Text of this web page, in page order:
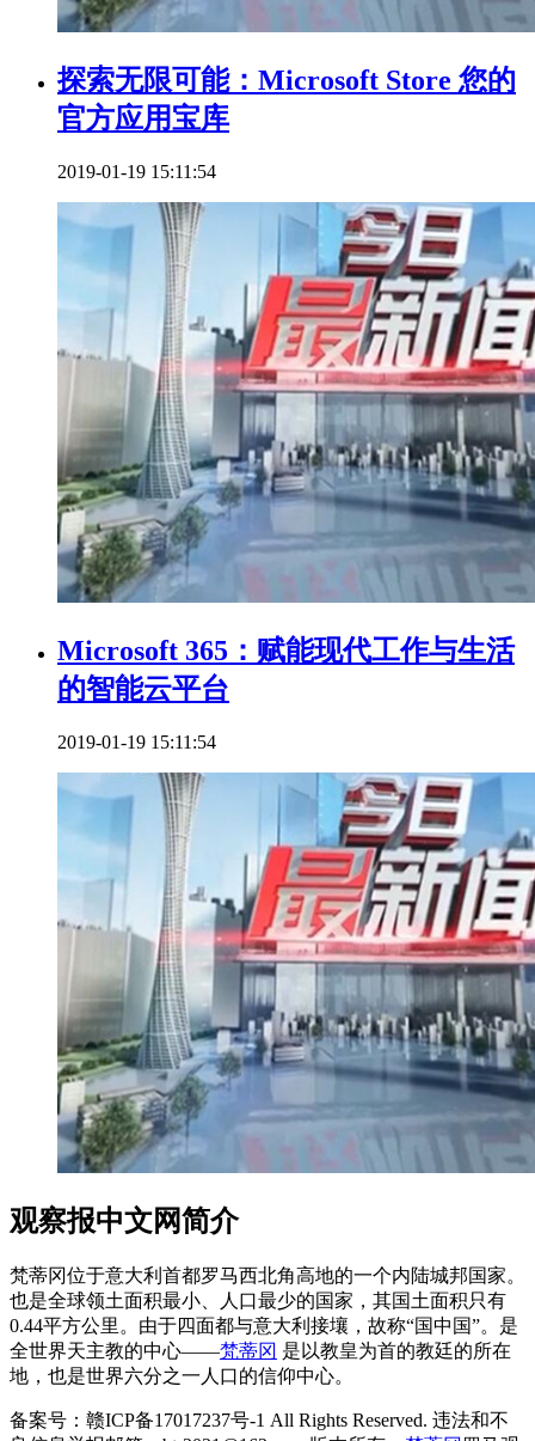
探索无限可能：Microsoft Store 您的
官方应用宝库
2019-01-19 15:11:54
Microsoft 365：赋能现代工作与生活
的智能云平台
2019-01-19 15:11:54
观察报中文网简介
梵蒂冈位于意大利首都罗马西北角高地的一个内陆城邦国家。
也是全球领土面积最小、人口最少的国家，其国土面积只有
0.44平方公里。由于四面都与意大利接壤，故称“国中国”。是
全世界天主教的中心——梵蒂冈 是以教皇为首的教廷的所在
地，也是世界六分之一人口的信仰中心。
备案号：赣ICP备17017237号-1 All Rights Reserved. 违法和不